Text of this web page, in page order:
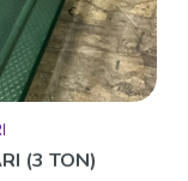
(3 TON)